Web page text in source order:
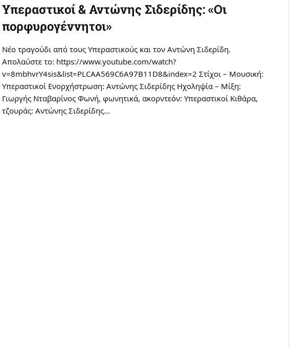
Υπεραστικοί & Αντώνης Σιδερίδης: «Οι
πορφυρογέννητοι»
Νέο τραγούδι από τους Υπεραστικούς και τον Αντώνη Σιδερίδη.
Απολαύστε το: https://www.youtube.com/watch?
v=8mbhvrY4sis&list=PLCAA569C6A97B11D8&index=2 Στίχοι – Μουσική:
Υπεραστικοί Ενορχήστρωση: Αντώνης Σιδερίδης Ηχοληψία – Μίξη:
Γιωργής Νταβαρίνος Φωνή, φωνητικά, ακορντεόν: Υπεραστικοί Κιθάρα,
τζουράς: Αντώνης Σιδερίδης…